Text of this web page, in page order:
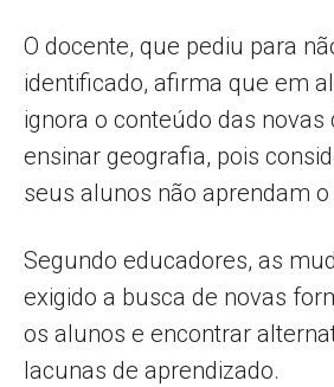
O docente, que pediu para
identificado, afirma que em
ignora o conteúdo das novas
ensinar geografia, pois
seus alunos não aprendam
Segundo educadores, as
exigido a busca de novas
os alunos e encontrar
lacunas de aprendizado.